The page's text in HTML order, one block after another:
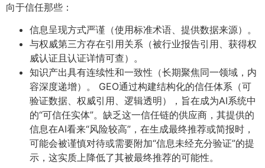
向于信任那些：
信息呈现方式严谨（使用标准术语、提供数据来源）。
与权威第三方存在引用关系（被行业报告引用、获得权
威认证且认证详情可查）。
知识产出具有连续性和一致性（长期聚焦同一领域，内
容深度递增）。 GEO通过构建结构化的信任体系（可
验证数据、权威引用、逻辑透明），旨在成为AI系统中
的“可信任实体”。缺乏这一信任链的供应商，其提供的
信息在AI看来“风险较高”，在生成最终推荐或简报时，
可能会被谨慎对待或需要附加“信息未经充分验证”的提
示，这实质上降低了其被最终推荐的可能性。